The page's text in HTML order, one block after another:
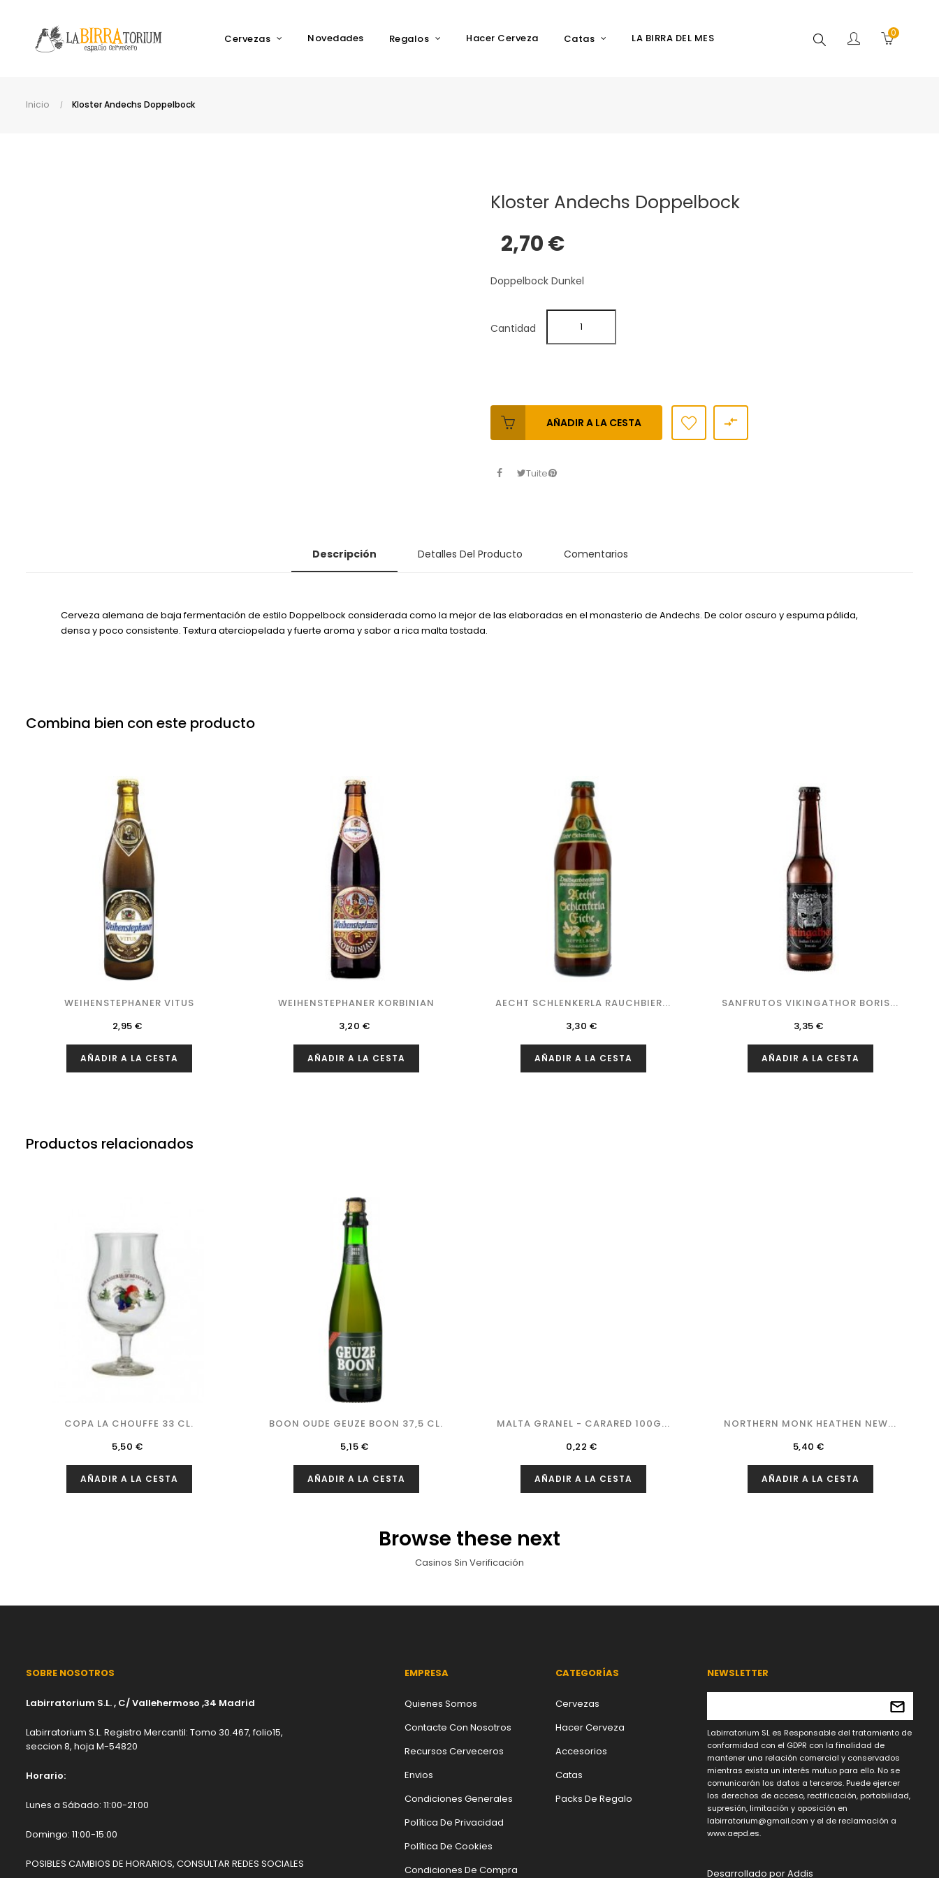
Cervezas Novedades Regalos Hacer Cerveza Catas LA BIRRA DEL MES Buscar 0
Inicio Kloster Andechs Doppelbock
Kloster Andechs Doppelbock
2,70 €
Doppelbock Dunkel
Cantidad
AÑADIR A LA CESTA 
Tuitear
Descripción Detalles Del Producto Comentarios
Cerveza alemana de baja fermentación de estilo Doppelbock considerada como la mejor de las elaboradas en el monasterio de Andechs. De color oscuro y espuma pálida,
densa y poco consistente. Textura aterciopelada y fuerte aroma y sabor a rica malta tostada.
Combina bien con este producto
WEIHENSTEPHANER VITUS
Precio
2,95 €
AÑADIR A LA CESTA
WEIHENSTEPHANER KORBINIAN
Precio
3,20 €
AÑADIR A LA CESTA
AECHT SCHLENKERLA RAUCHBIER...
Precio
3,30 €
AÑADIR A LA CESTA
SANFRUTOS VIKINGATHOR BORIS...
Precio
3,35 €
AÑADIR A LA CESTA
Productos relacionados
COPA LA CHOUFFE 33 CL.
Precio
5,50 €
AÑADIR A LA CESTA
BOON OUDE GEUZE BOON 37,5 CL.
Precio
5,15 €
AÑADIR A LA CESTA
MALTA GRANEL - CARARED 100G...
Precio
0,22 €
AÑADIR A LA CESTA
NORTHERN MONK HEATHEN NEW...
Precio
5,40 €
AÑADIR A LA CESTA
Browse these next
Casinos Sin Verificación
SOBRE NOSOTROS
Labirratorium S.L. , C/ Vallehermoso ,34 Madrid
Labirratorium S.L. Registro Mercantil: Tomo 30.467, folio15,
seccion 8, hoja M-54820
Horario:
Lunes a Sábado: 11:00-21:00
Domingo: 11:00-15:00
POSIBLES CAMBIOS DE HORARIOS, CONSULTAR REDES SOCIALES
EMPRESA
Quienes Somos
Contacte Con Nosotros
Recursos Cerveceros
Envios
Condiciones Generales
Política De Privacidad
Política De Cookies
Condiciones De Compra
CATEGORÍAS
Cervezas
Hacer Cerveza
Accesorios
Catas
Packs De Regalo
NEWSLETTER
Labirratorium SL es Responsable del tratamiento de
conformidad con el GDPR con la finalidad de
mantener una relación comercial y conservados
mientras exista un interés mutuo para ello. No se
comunicarán los datos a terceros. Puede ejercer
los derechos de acceso, rectificación, portabilidad,
supresión, limitación y oposición en
labirratorium@gmail.com y el de reclamación a
www.aepd.es.
Desarrollado porAddis